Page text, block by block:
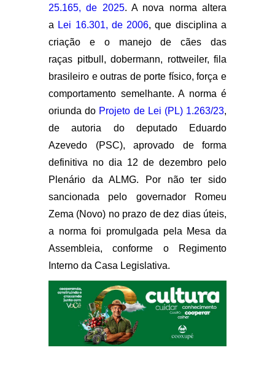
25.165, de 2025. A nova norma altera
a Lei 16.301, de 2006, que disciplina a
criação e o manejo de cães das
raças pitbull, dobermann, rottweiler, fila
brasileiro e outras de porte físico, força e
comportamento semelhante. A norma é
oriunda do Projeto de Lei (PL) 1.263/23,
de autoria do deputado Eduardo
Azevedo (PSC), aprovado de forma
definitiva no dia 12 de dezembro pelo
Plenário da ALMG. Por não ter sido
sancionada pelo governador Romeu
Zema (Novo) no prazo de dez dias úteis,
a norma foi promulgada pela Mesa da
Assembleia, conforme o Regimento
Interno da Casa Legislativa.